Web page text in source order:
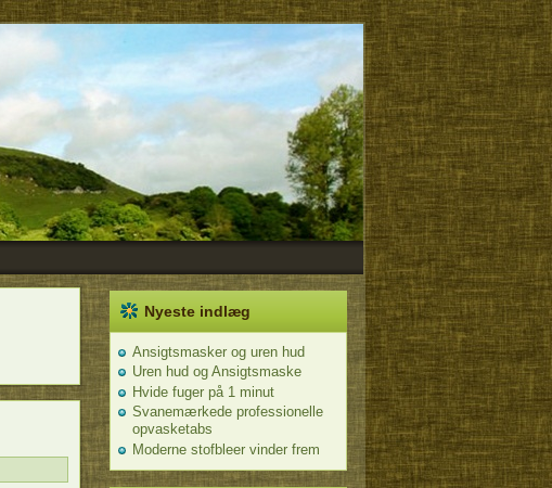
Nyeste indlæg
Ansigtsmasker og uren hud
Uren hud og Ansigtsmaske
Hvide fuger på 1 minut
Svanemærkede professionelle
opvasketabs
Moderne stofbleer vinder frem